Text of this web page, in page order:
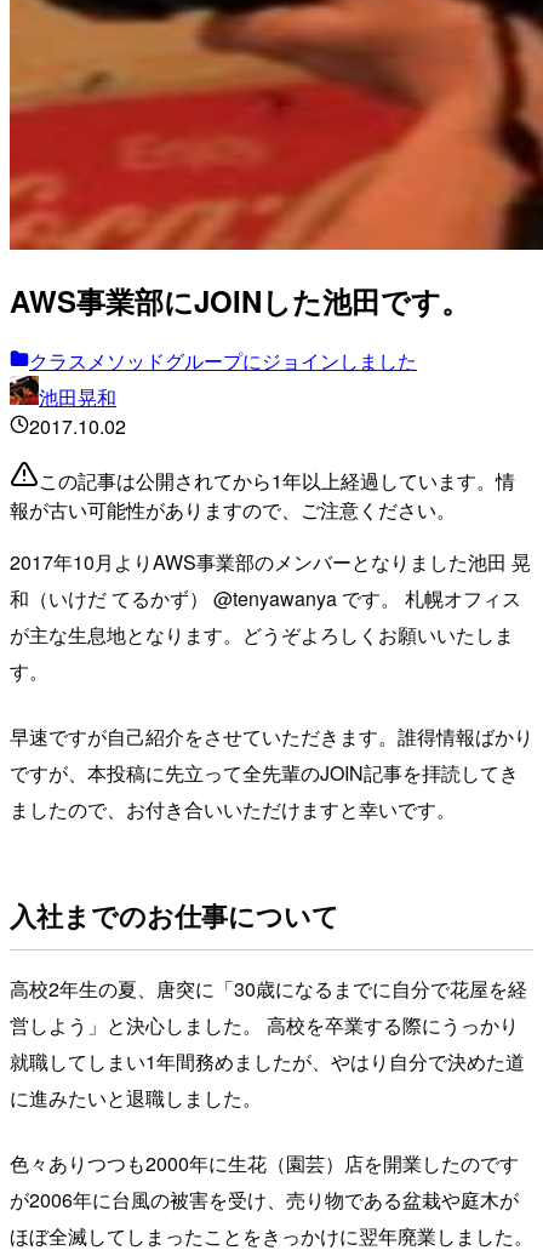
AWS事業部にJOINした池田です。
クラスメソッドグループにジョインしました
池田晃和
2017.10.02
この記事は公開されてから1年以上経過しています。情
報が古い可能性がありますので、ご注意ください。
2017年10月よりAWS事業部のメンバーとなりました池田 晃
和（いけだ てるかず） @tenyawanya です。 札幌オフィス
が主な生息地となります。どうぞよろしくお願いいたしま
す。
早速ですが自己紹介をさせていただきます。誰得情報ばかり
ですが、本投稿に先立って全先輩のJOIN記事を拝読してき
ましたので、お付き合いいただけますと幸いです。
入社までのお仕事について
高校2年生の夏、唐突に「30歳になるまでに自分で花屋を経
営しよう」と決心しました。 高校を卒業する際にうっかり
就職してしまい1年間務めましたが、やはり自分で決めた道
に進みたいと退職しました。
色々ありつつも2000年に生花（園芸）店を開業したのです
が2006年に台風の被害を受け、売り物である盆栽や庭木が
ほぼ全滅してしまったことをきっかけに翌年廃業しました。